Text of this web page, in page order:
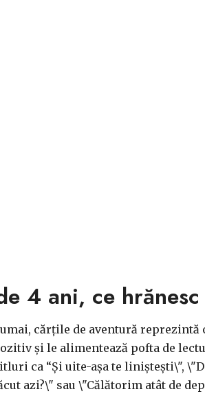
4 ani, ce
cărțile de aventură
și le alimentează pofta de
ca “Și uite-așa te liniștești\",
azi?\" sau \"Călătorim atât de